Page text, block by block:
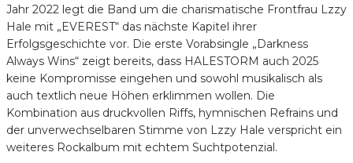
Jahr 2022 legt die Band um die charismatische Frontfrau Lzzy
Hale mit „EVEREST“ das nächste Kapitel ihrer
Erfolgsgeschichte vor. Die erste Vorabsingle „Darkness
Always Wins“ zeigt bereits, dass HALESTORM auch 2025
keine Kompromisse eingehen und sowohl musikalisch als
auch textlich neue Höhen erklimmen wollen. Die
Kombination aus druckvollen Riffs, hymnischen Refrains und
der unverwechselbaren Stimme von Lzzy Hale verspricht ein
weiteres Rockalbum mit echtem Suchtpotenzial.